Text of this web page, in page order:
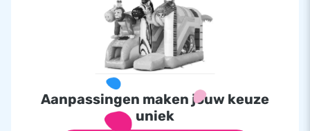
Aanpassingen maken jouw keuze
uniek